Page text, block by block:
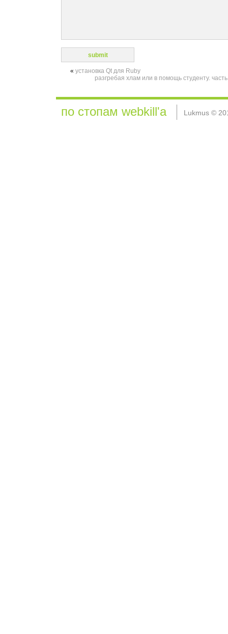
« установка Qt для Ruby
разгребая хлам или в помощь студенту.
по стопам webkill'а Lukmus ©